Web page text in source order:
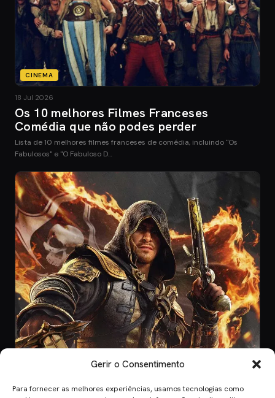
Gerir o Consentimento
Para fornecer as melhores experiências, usamos tecnologias como
CINEMA
18 Jul 2026
Os 10 melhores Filmes Franceses
Comédia que não podes perder
Lista de 10 melhores filmes franceses de comédia, incluindo "Os
Fabulosos" e "O Fabuloso D…
GAMING